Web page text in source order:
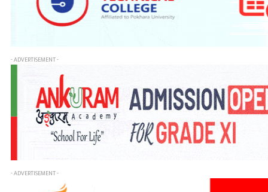
- ADVERTISEMENT -
- ADVERTISEMENT -